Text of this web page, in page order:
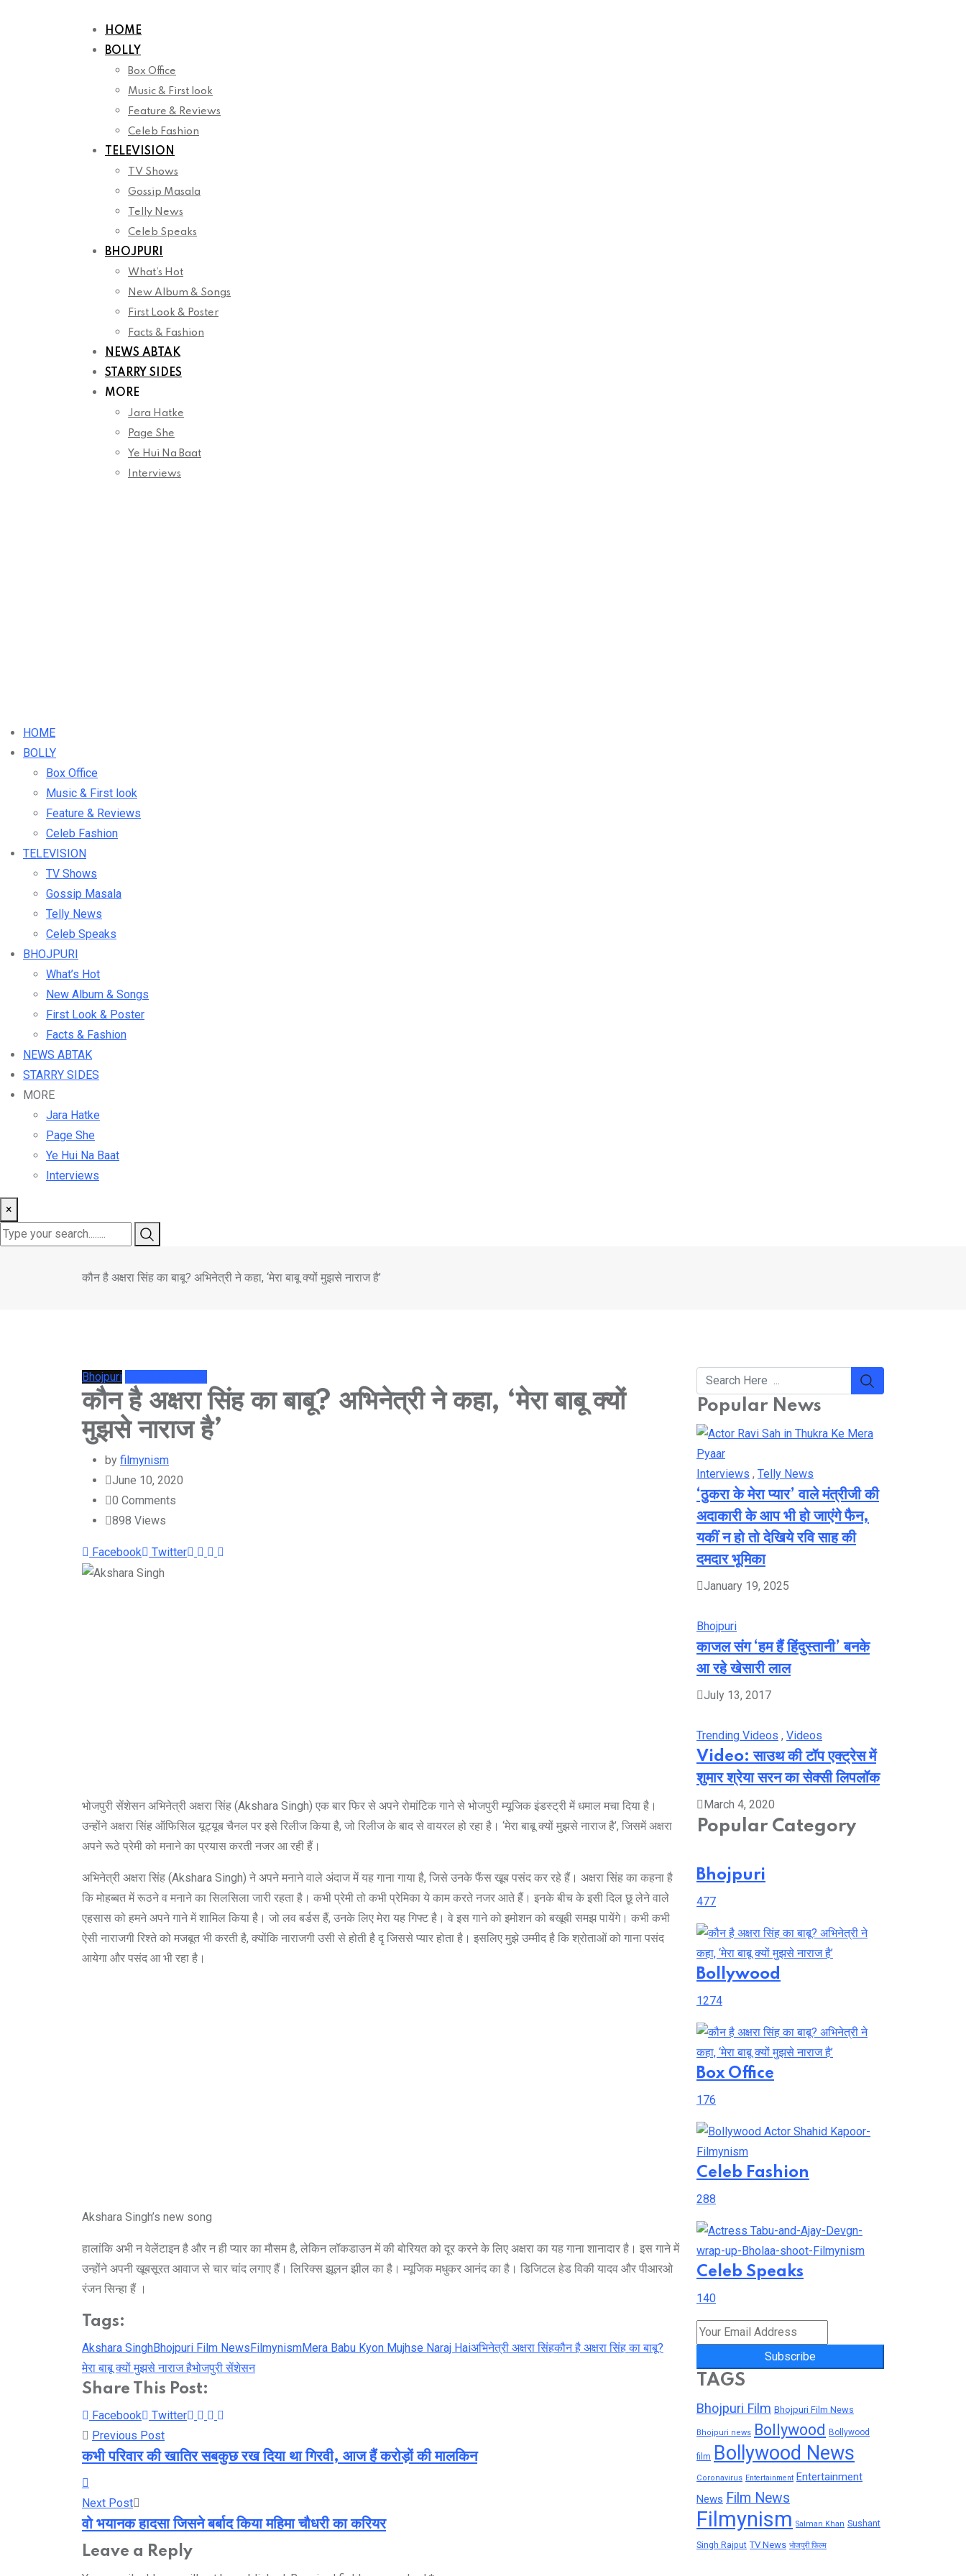
HOME
BOLLY
Box Office
Music & First look
Feature & Reviews
Celeb Fashion
TELEVISION
TV Shows
Gossip Masala
Telly News
Celeb Speaks
BHOJPURI
What’s Hot
New Album & Songs
First Look & Poster
Facts & Fashion
NEWS ABTAK
STARRY SIDES
MORE
Jara Hatke
Page She
Ye Hui Na Baat
Interviews
HOME
BOLLY
Box Office
Music & First look
Feature & Reviews
Celeb Fashion
TELEVISION
TV Shows
Gossip Masala
Telly News
Celeb Speaks
BHOJPURI
What’s Hot
New Album & Songs
First Look & Poster
Facts & Fashion
NEWS ABTAK
STARRY SIDES
MORE
Jara Hatke
Page She
Ye Hui Na Baat
Interviews
×
कौन है अक्षरा सिंह का बाबू? अभिनेत्री ने कहा, ‘मेरा बाबू क्यों मुझसे नाराज है’
Bhojpuri
कौन है अक्षरा सिंह का बाबू? अभिनेत्री ने कहा, ‘मेरा बाबू क्यों
मुझसे नाराज है’
by filmynism
June 10, 2020
0 Comments
898 Views
Facebook Twitter Youtube
LinkedIn
Whatsapp
भोजपुरी सेंशेसन अभिनेत्री अक्षरा सिंह (Akshara Singh) एक बार फिर से अपने रोमांटिक गाने से भोजपुरी म्यूजिक इंडस्ट्री में धमाल मचा दिया है।
उन्होंने अक्षरा सिंह ऑफिसिल यूट्यूब चैनल पर इसे रिलीज किया है, जो रिलीज के बाद से वायरल हो रहा है। ‘मेरा बाबू क्यों मुझसे नाराज है’, जिसमें अक्षरा
अपने रूठे प्रेमी को मनाने का प्रयास करती नजर आ रही हैं।
अभिनेत्री अक्षरा सिंह (Akshara Singh) ने अपने मनाने वाले अंदाज में यह गाना गाया है, जिसे उनके फैंस खूब पसंद कर रहे हैं। अक्षरा सिंह का कहना है
कि मोहब्बत में रूठने व मनाने का सिलसिला जारी रहता है। कभी प्रेमी तो कभी प्रेमिका ये काम करते नजर आते हैं। इनके बीच के इसी दिल छू लेने वाले
एहसास को हमने अपने गाने में शामिल किया है। जो लव बर्डस हैं, उनके लिए मेरा यह गिफ्ट है। वे इस गाने को इमोशन को बखूबी समझ पायेंगे। कभी कभी
ऐसी नाराजगी रिश्ते को मजबूत भी करती है, क्योंकि नाराजगी उसी से होती है दृ जिससे प्यार होता है। इसलिए मुझे उम्मीद है कि श्रोताओं को गाना पसंद
आयेगा और पसंद आ भी रहा है।
Akshara Singh’s new song
हालांकि अभी न वेलेंटाइन है और न ही प्यार का मौसम है, लेकिन लॉकडाउन में की बोरियत को दूर करने के लिए अक्षरा का यह गाना शानादार है। इस गाने में
उन्होंने अपनी खूबसूरत आवाज से चार चांद लगाए हैं। लिरिक्स झूलन झील का है। म्यूजिक मधुकर आनंद का है। डिजिटल हेड विकी यादव और पीआरओ
रंजन सिन्हा हैं ।
Tags:
Akshara SinghBhojpuri Film NewsFilmynismMera Babu Kyon Mujhse Naraj Haiअभिनेत्री अक्षरा सिंहकौन है अक्षरा सिंह का बाबू?
मेरा बाबू क्यों मुझसे नाराज हैभोजपुरी सेंशेसन
Share This Post:
Facebook Twitter Youtube
LinkedIn
Whatsapp
Previous Post
कभी परिवार की खातिर सबकुछ रख दिया था गिरवी, आज हैं करोड़ों की मालकिन
Next Post
वो भयानक हादसा जिसने बर्बाद किया महिमा चौधरी का करियर
Leave a Reply
Popular News
Interviews , Telly News
‘ठुकरा के मेरा प्यार’ वाले मंत्रीजी की
अदाकारी के आप भी हो जाएंगे फैन,
यकीं न हो तो देखिये रवि साह की
दमदार भूमिका
January 19, 2025
Bhojpuri
काजल संग ‘हम हैं हिंदुस्तानी’ बनके
आ रहे खेसारी लाल
July 13, 2017
Trending Videos , Videos
Video: साउथ की टॉप एक्ट्रेस में
शुमार श्रेया सरन का सेक्सी लिपलॉक
March 4, 2020
Popular Category
Bhojpuri
477
Bollywood
1274
Box Office
176
Celeb Fashion
288
Celeb Speaks
140
Subscribe
TAGS
Bhojpuri Film Bhojpuri Film News
Bhojpuri news Bollywood Bollywood
film Bollywood News
Coronavirus Entertainment Entertainment
News Film News
Filmynism Salman Khan Sushant
Singh Rajput TV News भोजपुरी फिल्म